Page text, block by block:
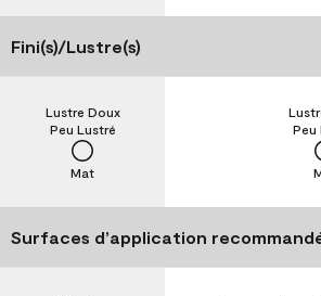
Fini(s)/Lustre(s)
Mat
Peu Lustré
Lustre Doux
Peu
Surfaces d’application